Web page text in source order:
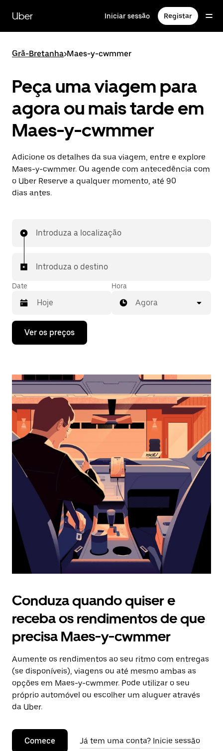
para
conteúdo
Uber Iniciar sessão Registar
Grã-Bretanha>Maes-y-cwmmer
Peça uma viagem para
agora ou mais tarde em
Maes-y-cwmmer
Adicione os detalhes da sua viagem, entre e explore
Maes-y-cwmmer. Ou agende com antecedência com
o Uber Reserve a qualquer momento, até 90
dias antes.
Introduza a localização
Introduza o destino
Date
Prima
tecla
interagir
o
calendário
selecionar
uma
data.
Prima
o
botão
o
calendário.
Hora
Agora
Ver os preços
Conduza quando quiser e
receba os rendimentos de que
precisa Maes-y-cwmmer
Aumente os rendimentos ao seu ritmo com entregas
(se disponíveis), viagens ou até mesmo ambas as
opções em Maes-y-cwmmer. Pode utilizar o seu
próprio automóvel ou escolher um aluguer através
da Uber.
Comece Já tem uma conta? Inicie sessão